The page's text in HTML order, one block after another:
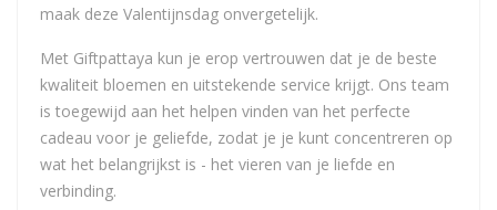
maak deze Valentijnsdag onvergetelijk.
Met Giftpattaya kun je erop vertrouwen dat je de beste
kwaliteit bloemen en uitstekende service krijgt. Ons team
is toegewijd aan het helpen vinden van het perfecte
cadeau voor je geliefde, zodat je je kunt concentreren op
wat het belangrijkst is - het vieren van je liefde en
verbinding.